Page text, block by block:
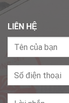
LIÊN HỆ